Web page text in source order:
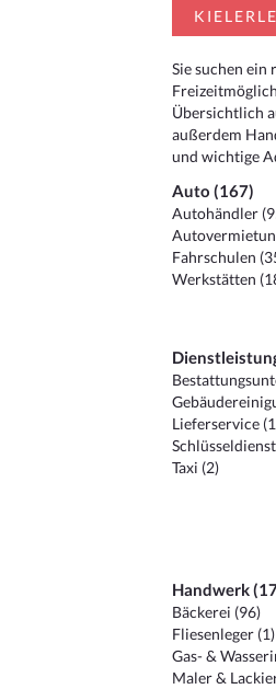
Sie suchen
Übersichtlich
außerdem
und wichtige
Auto (167)
Autohändler
Fahrschulen
Werkstätten
Lieferservice
Taxi (2)
Handwerk
Bäckerei (96)
Fliesenleger (1)
Gas- &
Maler &